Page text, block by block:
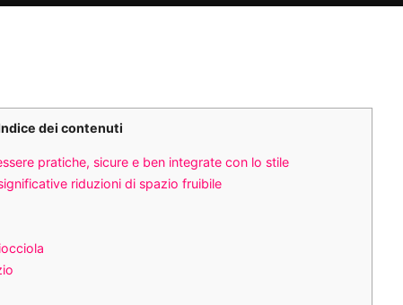
dei contenuti
pratiche, sicure e ben integrate con lo stile
riduzioni di spazio fruibile